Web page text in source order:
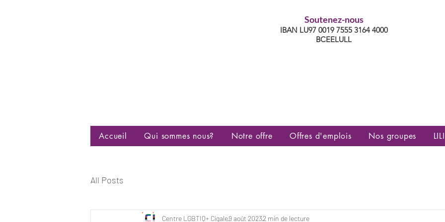
Soutenez-nous
IBAN LU97 0019 7555 3164 4000
BCEELULL
Accueil Qui sommes nous? Notre offre Offres d'emplois Nos groupes LILI
All Posts
Centre LGBTIQ+ Cigale9 août 20232 min de lecture